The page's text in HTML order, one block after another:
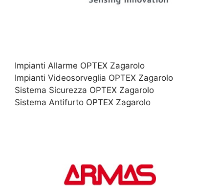
Impianti Allarme OPTEX Zagarolo
Impianti Videosorveglia OPTEX Zagarolo
Sistema Sicurezza OPTEX Zagarolo
Sistema Antifurto OPTEX Zagarolo